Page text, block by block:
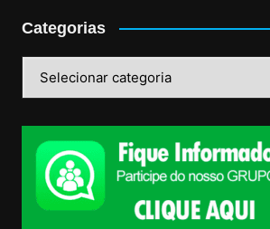
Categorias